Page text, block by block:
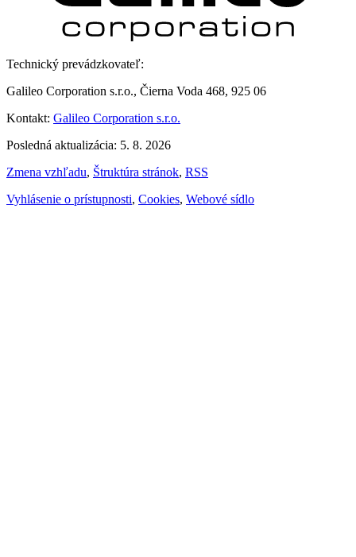
Technický prevádzkovateľ:
Galileo Corporation s.r.o., Čierna Voda 468, 925 06
Kontakt: Galileo Corporation s.r.o.
Posledná aktualizácia: 5. 8. 2026
Zmena vzhľadu, Štruktúra stránok, RSS
Vyhlásenie o prístupnosti, Cookies, Webové sídlo